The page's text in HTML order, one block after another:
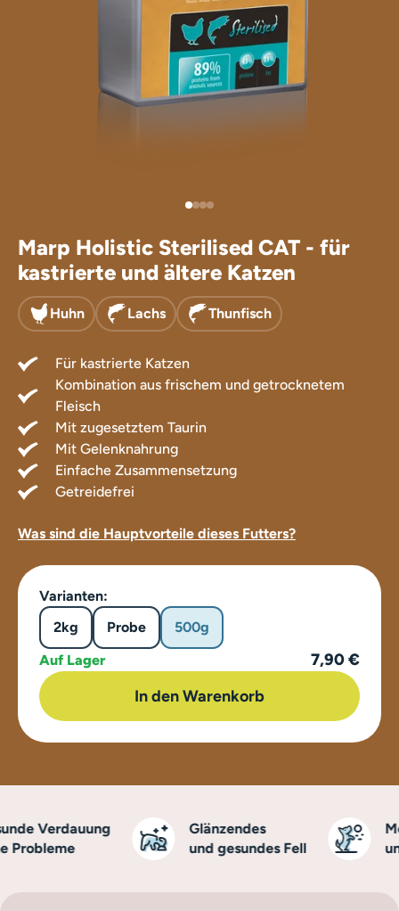
Leckerlis für
Marp Holistic Sterilised CAT - für
kastrierte und ältere Katzen
Huhn Lachs Thunfisch
Für kastrierte Katzen
Kombination aus frischem und getrocknetem
Fleisch
Mit zugesetztem Taurin
Mit Gelenknahrung
Einfache Zusammensetzung
Getreidefrei
Was sind die Hauptvorteile dieses Futters?
Varianten:
2kg
Probe
500g
Auf Lager
7,90 €
In den Warenkorb
Verdauung
Glänzendes
und gesundes Fell